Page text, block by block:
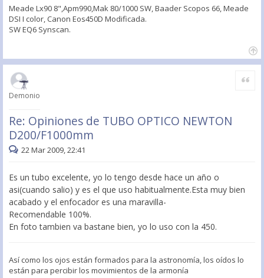
Meade Lx90 8",Apm990,Mak 80/1000 SW, Baader Scopos 66, Meade
DSI I color, Canon Eos450D Modificada.
SW EQ6 Synscan.
Demonio
Re: Opiniones de TUBO OPTICO NEWTON
D200/F1000mm
Citar
22 Mar 2009, 22:41
Es un tubo excelente, yo lo tengo desde hace un año o
asi(cuando salio) y es el que uso habitualmente.Esta muy bien
acabado y el enfocador es una maravilla-
Recomendable 100%.
En foto tambien va bastane bien, yo lo uso con la 450.
Así como los ojos están formados para la astronomía, los oídos lo
están para percibir los movimientos de la armonía